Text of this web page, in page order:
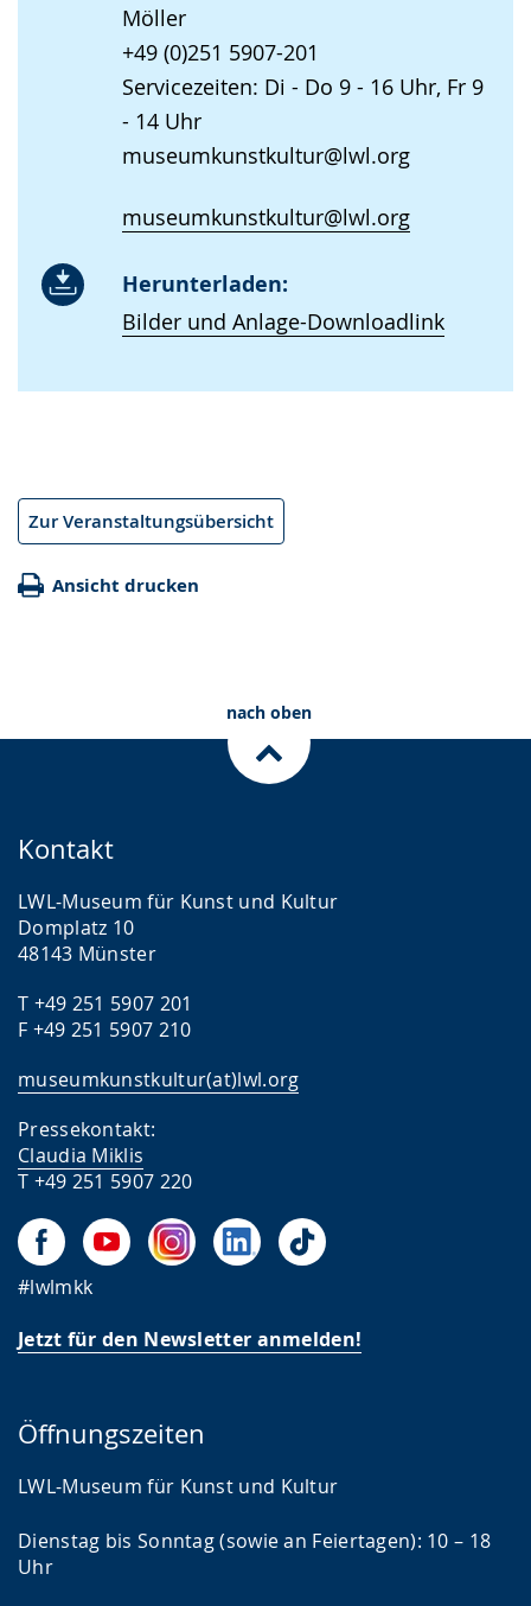
Möller
+49 (0)251 5907-201
Servicezeiten: Di - Do 9 - 16 Uhr, Fr 9
- 14 Uhr
museumkunstkultur@lwl.org
museumkunstkultur@lwl.org
Herunterladen:
Bilder und Anlage-Downloadlink
Zur Veranstaltungsübersicht
Ansicht drucken
nach oben
Kontakt
LWL-Museum für Kunst und Kultur
Domplatz 10
48143 Münster
T +49 251 5907 201
F +49 251 5907 210
museumkunstkultur(at)lwl.org
Pressekontakt:
Claudia Miklis
T +49 251 5907 220
#lwlmkk
Jetzt für den Newsletter anmelden!
Öffnungszeiten
LWL-Museum für Kunst und Kultur
Dienstag bis Sonntag (sowie an Feiertagen): 10 – 18
Uhr